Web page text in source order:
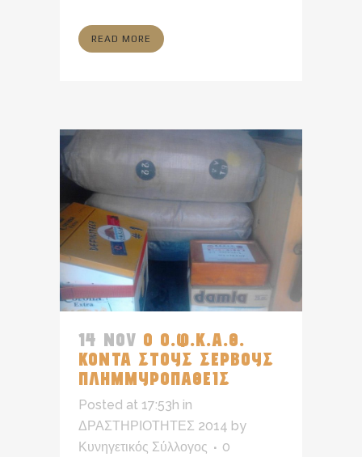
READ MORE
14 NOV Ο Ο.Φ.Κ.Α.Θ.
ΚΟΝΤΑ ΣΤΟΥΣ ΣΕΡΒΟΥΣ
ΠΛΗΜΜΥΡΟΠΑΘΕΙΣ
Posted at 17:53h in
ΔΡΑΣΤΗΡΙΟΤΗΤΕΣ 2014 by
Κυνηγετικός Σύλλογος
0